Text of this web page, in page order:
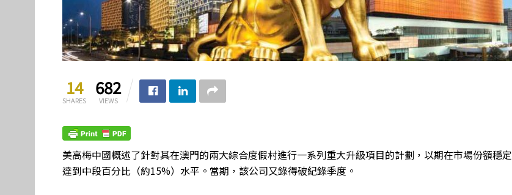
14
SHARES
682
VIEWS
美高梅中國概述了針對其在澳門的兩大綜合度假村進行一系列重大升級項目的計劃，以期在市場份額穩定
達到中段百分比（約15%）水平。當期，該公司又錄得破紀錄季度。